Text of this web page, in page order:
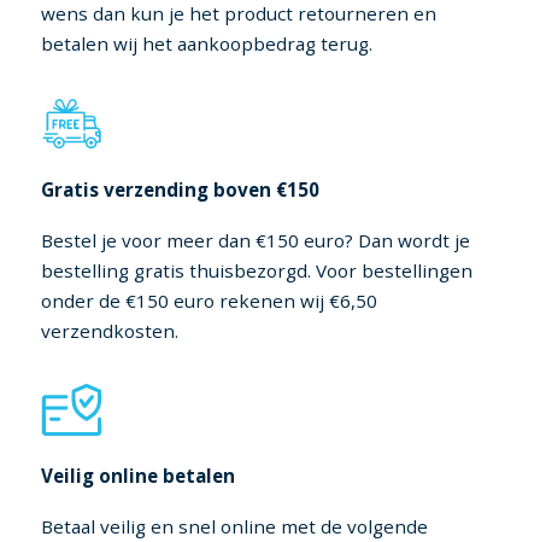
wens dan kun je het product retourneren en
betalen wij het aankoopbedrag terug.
Gratis verzending boven €150
Bestel je voor meer dan €150 euro? Dan wordt je
bestelling gratis thuisbezorgd. Voor bestellingen
onder de €150 euro rekenen wij €6,50
verzendkosten.
Veilig online betalen
Betaal veilig en snel online met de volgende